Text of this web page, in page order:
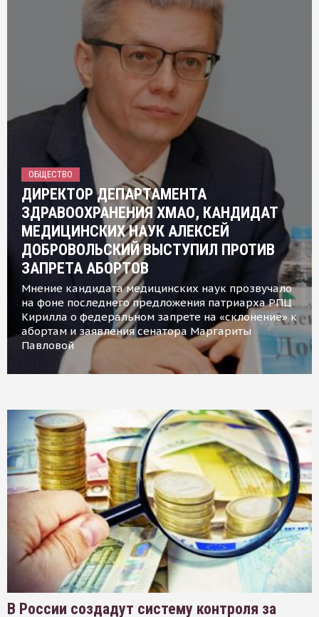
ОБЩЕСТВО
ДИРЕКТОР ДЕПАРТАМЕНТА
ЗДРАВООХРАНЕНИЯ ХМАО, КАНДИДАТ
МЕДИЦИНСКИХ НАУК АЛЕКСЕЙ
ДОБРОВОЛЬСКИЙ ВЫСТУПИЛ ПРОТИВ
ЗАПРЕТА АБОРТОВ
Мнение кандидата медицинских наук прозвучало
на фоне последнего предложения патриарха РПЦ
Кирилла о федеральном запрете на «склонение» к
абортам и заявления сенатора Маргариты
Павловой
В России создадут систему контроля за